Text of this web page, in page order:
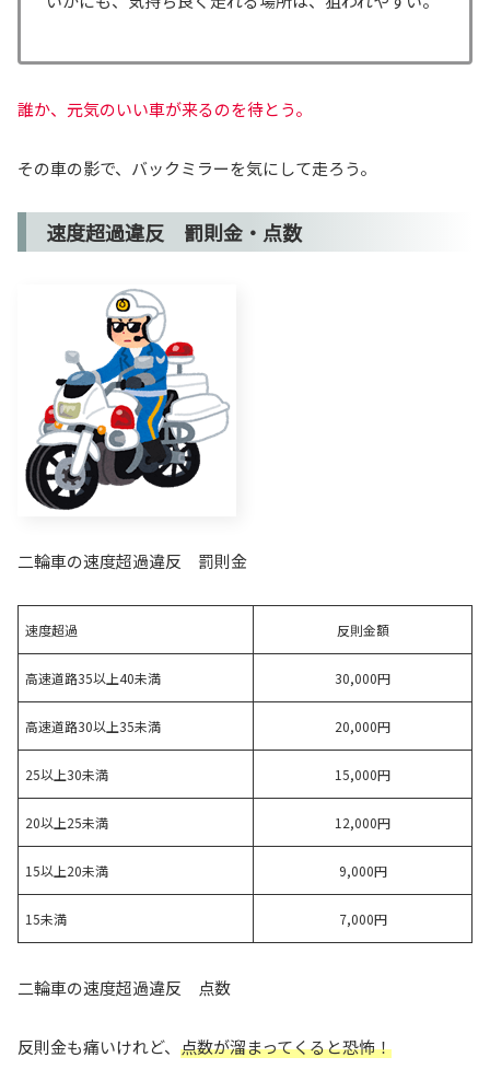
誰か、元気のいい車が来るのを待とう。
その車の影で、バックミラーを気にして走ろう。
速度超過違反 罰則金・点数
二輪車の速度超過違反 罰則金
速度超過 反則金額
高速道路35以上40未満 30,000円
高速道路30以上35未満 20,000円
25以上30未満 15,000円
20以上25未満 12,000円
15以上20未満 9,000円
15未満 7,000円
二輪車の速度超過違反 点数
反則金も痛いけれど、 点数が溜まってくると恐怖！